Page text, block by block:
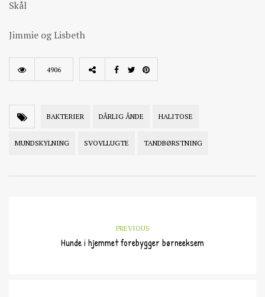
Skål
Jimmie og Lisbeth
4906
BAKTERIER DÅRLIG ÅNDE HALITOSE
MUNDSKYLNING SVOVLLUGTE TANDBØRSTNING
PREVIOUS
Hunde i hjemmet forebygger børneeksem